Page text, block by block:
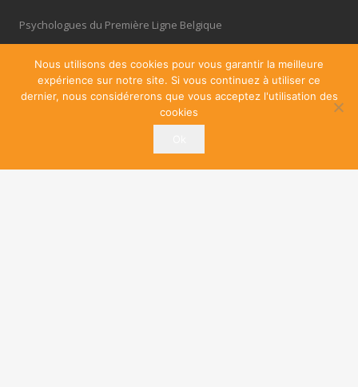
Psychologues du Première Ligne Belgique
Troubles du Sommeil
Thérapie Adolescent
Cabinets à louer / à partager
Nous utilisons des cookies pour vous garantir la meilleure
expérience sur notre site. Si vous continuez à utiliser ce
dernier, nous considérerons que vous acceptez l'utilisation des
cookies